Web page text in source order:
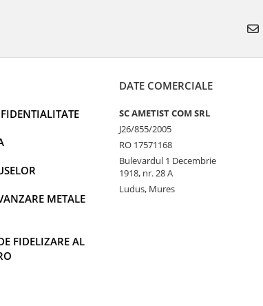
METALE
FIDELIZARE AL
DATE COMERCIALE
SC AMETIST COM SRL
J26/855/2005
RO 17571168
Bulevardul 1 Decembrie
1918, nr. 28 A
Ludus, Mures